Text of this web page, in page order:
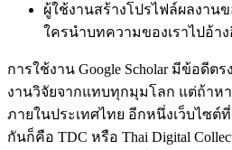
ผู้ใช้งานสร้างโปรไฟล์ผลงาน
ใครนำบทความของเราไปอ้าง
การใช้งาน Google Scholar มีข้อดี
งานวิจัยจากแทบทุกมุมโลก แต่ถ้าห
ภายในประเทศไทย อีกหนึ่งเว็บไซต์
กันก็คือ TDC หรือ Thai Digital